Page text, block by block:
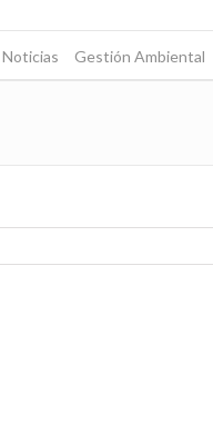
Noticias Gestión Ambiental